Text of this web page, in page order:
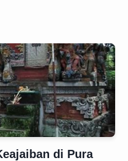
di Pura